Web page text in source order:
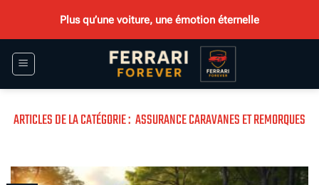
contenu
Plus qu’une voiture, une émotion éternelle
ASSURANCE CARAVANES ET REMORQUES